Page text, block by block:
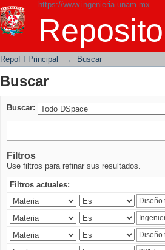
https://www.ingenieria.unam.mx
Buscar
RepoFI Principal → Buscar
Buscar
Buscar:
Filtros
Use filtros para refinar sus resultados.
Filtros actuales: